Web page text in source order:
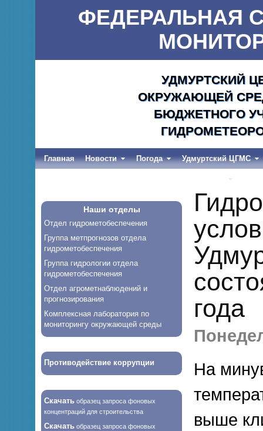
ФЕДЕРАЛЬНАЯ
УДМУРТСКИЙ
ОКРУЖАЮЩЕЙ
БЮДЖЕТНОГО
Главная Новости Погода Удмуртский ЦГМС
Наши отделы
Отдел гидрометобеспечения
Группа метпрогнозов отдела
гидрометобеспечения
Группа гидрологии отдела
гидрометобеспечения
Отдел агрометнаблюдений и
прогнозирования
Комплексная лаборатория по
мониторингу окружающей среды
Противодействие коррупции
Скачать образец запроса фоновых
концентраций для строительства
Скачать образец запроса фоновых
года
На
выше